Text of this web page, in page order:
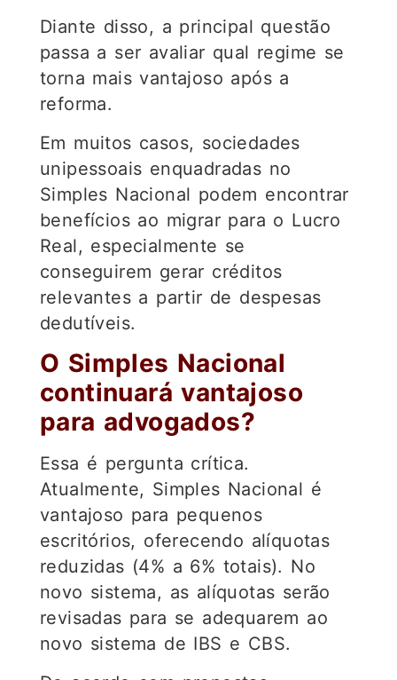
Diante disso, a principal questão
passa a ser avaliar qual regime se
torna mais vantajoso após a
reforma.
Em muitos casos, sociedades
unipessoais enquadradas no
Simples Nacional podem encontrar
benefícios ao migrar para o Lucro
Real, especialmente se
conseguirem gerar créditos
relevantes a partir de despesas
dedutíveis.
O Simples Nacional
continuará vantajoso
para advogados?
Essa é pergunta crítica.
Atualmente, Simples Nacional é
vantajoso para pequenos
escritórios, oferecendo alíquotas
reduzidas (4% a 6% totais). No
novo sistema, as alíquotas serão
revisadas para se adequarem ao
novo sistema de IBS e CBS.